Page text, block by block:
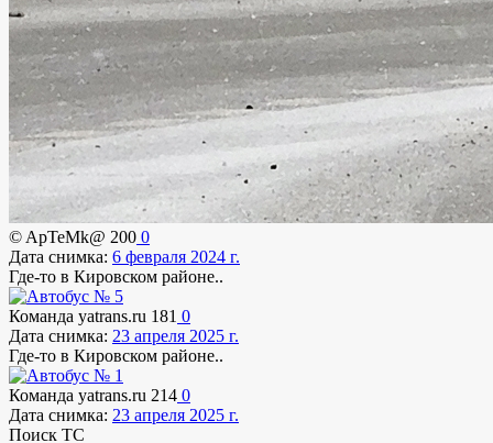
© ApTeMk@ 200 0
Дата снимка: 6 февраля 2024 г.
Где-то в Кировском районе..
Команда yatrans.ru 181 0
Дата снимка: 23 апреля 2025 г.
Где-то в Кировском районе..
Команда yatrans.ru 214 0
Дата снимка: 23 апреля 2025 г.
Поиск ТС